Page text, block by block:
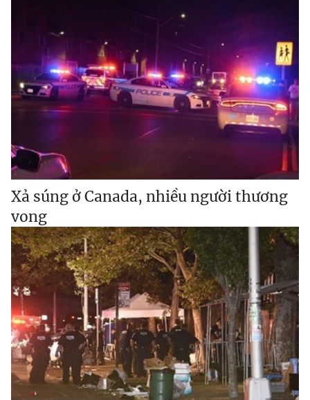
Xả súng ở Canada, nhiều người thương
vong